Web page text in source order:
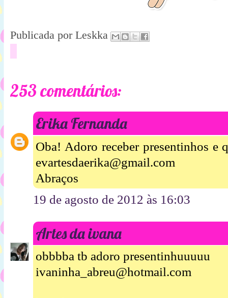
Publicada por Leskka
253 comentários:
Erika Fernanda
Oba! Adoro receber presentinhos e
evartesdaerika@gmail.com
Abraços
19 de agosto de 2012 às 16:03
Artes da ivana
obbbba tb adoro presentinhuuuuu
ivaninha_abreu@hotmail.com